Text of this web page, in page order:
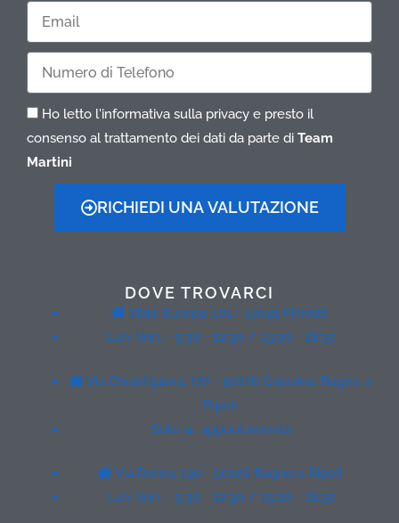
Cognome
Ho letto l'informativa sulla privacy e presto il
consenso al trattamento dei dati da parte di Team
Martini
RICHIEDI UNA VALUTAZIONE
DOVE TROVARCI
Viale Europa, 101 - 50121 Firenze
Lun. Ven. - 9:30 - 12:30 / 15:00 - 18:30
Via Chiantigiana, 172 - 50126 Grassina, Bagno a
Ripoli
Solo su appuntamento
Via Roma, 130 - 50126 Bagno a Ripoli
Lun. Ven. - 9:30 - 12:30 / 15:00 - 18:30